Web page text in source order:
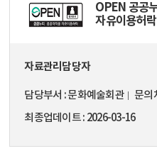
OPEN 공공
자유이용허락
자료관리담당자
담당부서 문화예술회관 문의
최종업데이트 2026-03-16